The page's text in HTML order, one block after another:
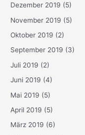
Dezember 2019 (5)
November 2019 (5)
Oktober 2019 (2)
September 2019 (3)
Juli 2019 (2)
Juni 2019 (4)
Mai 2019 (5)
April 2019 (5)
März 2019 (6)